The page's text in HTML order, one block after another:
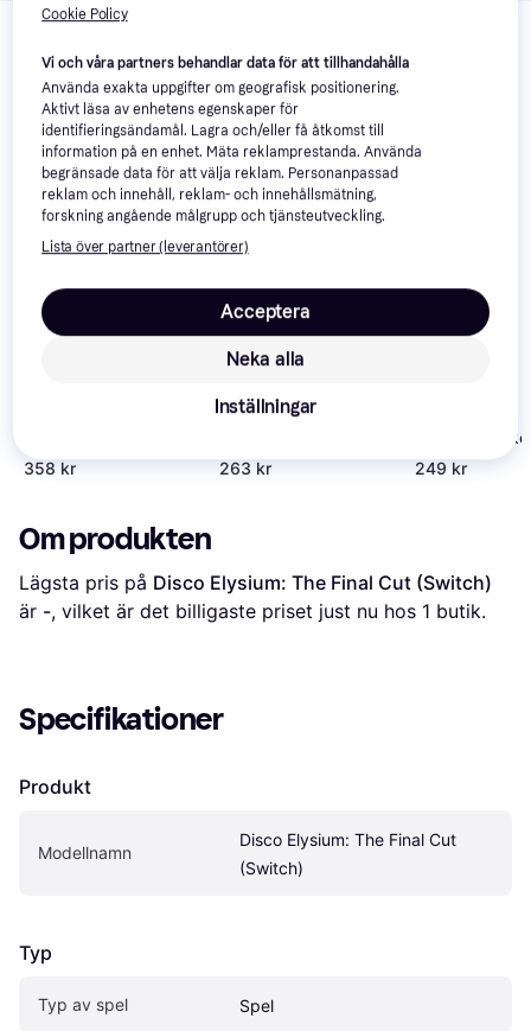
Relaterade produkter
Vi har plockat fram ett urval av produkter som kanske skulle
intressera dig. Visa alla
Definitive Edition
(Switch)
358 kr
Trendande
Aragami 2 (Switch)
263 kr
Dead: Remake
(Switch)
249 kr
Om produkten
Lägsta pris på Disco Elysium: The Final Cut (Switch)
är -, vilket är det billigaste priset just nu hos 1 butik.
Specifikationer
Produkt
Modellnamn
Disco Elysium: The Final Cut
(Switch)
Typ
Typ av spel Spel
Cookie Policy
Vi och våra partners behandlar data för att tillhandahålla
Använda exakta uppgifter om geografisk positionering.
Aktivt läsa av enhetens egenskaper för
identifieringsändamål. Lagra och/eller få åtkomst till
information på en enhet. Mäta reklamprestanda. Använda
begränsade data för att välja reklam. Personanpassad
reklam och innehåll, reklam- och innehållsmätning,
forskning angående målgrupp och tjänsteutveckling.
Lista över partner (leverantörer)
Neka alla
Acceptera
Inställningar